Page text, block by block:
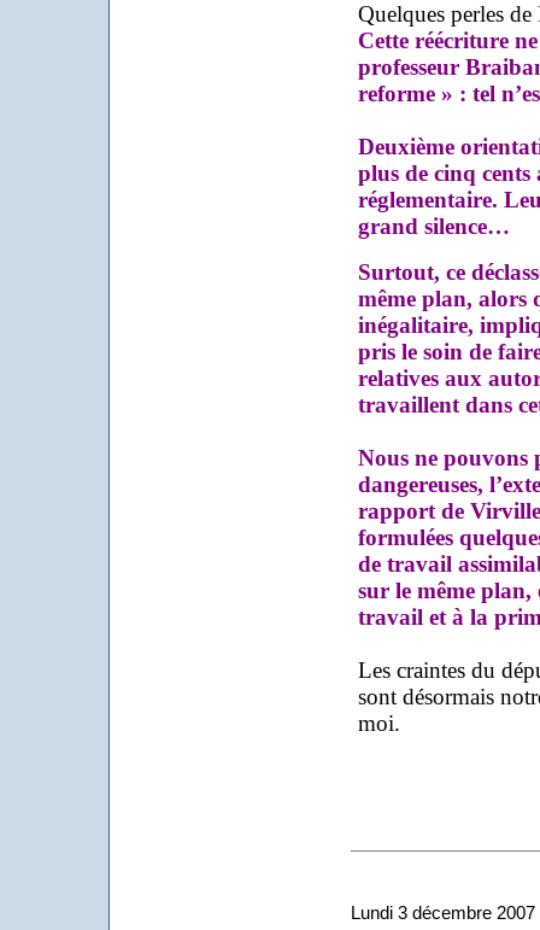
Quelques perles
Cette réécriture
professeur
reforme » : tel
Deuxième
plus de cinq
réglementaire.
grand silence…
Surtout, ce
même plan, alors
inégalitaire,
pris le soin de
relatives aux
travaillent dans
Nous ne pouvons
dangereuses,
rapport de Virville
formulées
de travail
sur le même
travail et à la
Les craintes du
sont désormais
moi.
Lundi 3 décembre 2007